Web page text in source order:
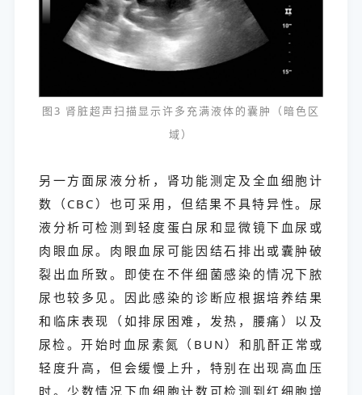
图3 肾脏超声扫描显示许多充满液体的囊肿（暗色区
域）
另一方面尿液分析，肾功能测定及全血细胞计
数（CBC）也可采用，但结果不具特异性。尿
液分析可检测到轻度蛋白尿和显微镜下血尿或
肉眼血尿。肉眼血尿可能因结石排出或囊肿破
裂出血所致。即使在不伴细菌感染的情况下脓
尿也较多见。因此感染的诊断应根据培养结果
和临床表现（如排尿困难，发热，腰痛）以及
尿检。开始时血尿素氮（BUN）和肌酐正常或
轻度升高，但会缓慢上升，特别在出现高血压
时。少数情况下血细胞计数可检测到红细胞增